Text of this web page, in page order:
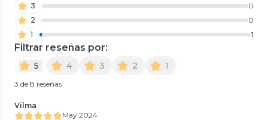
3
0
2
0
1
1
Filtrar reseñas por:
5 4 3 2 1
3 de 8 reseñas
Vilma
May 2024